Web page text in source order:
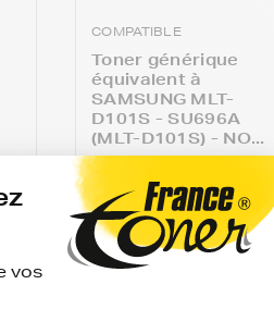
COMPATIBLE
Toner générique
équivalent à
SAMSUNG MLT-
D101S - SU696A
(MLT-D101S) - NO...
EN STOCK GARANTIE 2 ANS
LIVRAISON